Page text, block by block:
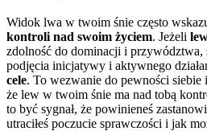
Widok lwa w twoim śnie często
kontroli nad swoim życiem. Jeżeli
zdolność do dominacji i przywództwa,
podjęcia inicjatywy i aktywnego
cele. To wezwanie do pewności siebie
że lew w twoim śnie ma nad tobą
to być sygnał, że powinieneś
utraciłeś poczucie sprawczości i jak